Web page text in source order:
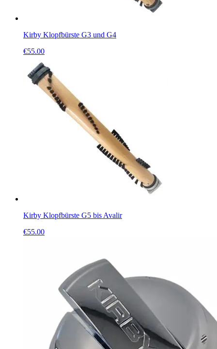
Kirby Klopfbürste G3 und G4
€55.00
Kirby Klopfbürste G5 bis Avalir
€55.00